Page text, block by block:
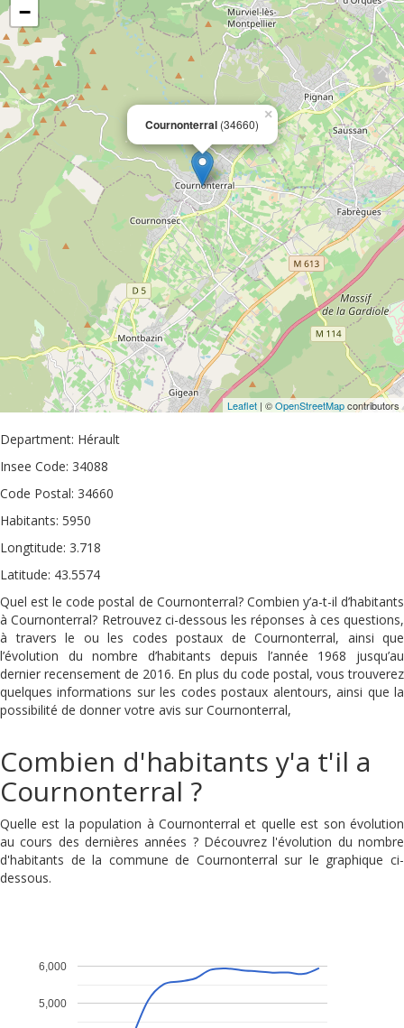
Cournonterral (34660)
×
−
Leaflet | ©OpenStreetMapcontributors
Department: Hérault
Insee Code: 34088
Code Postal: 34660
Habitants: 5950
Longtitude: 3.718
Latitude: 43.5574
Quel est le code postal de Cournonterral? Combien y’a-t-il d’habitants
à Cournonterral? Retrouvez ci-dessous les réponses à ces questions,
à travers le ou les codes postaux de Cournonterral, ainsi que
l’évolution du nombre d’habitants depuis l’année 1968 jusqu’au
dernier recensement de 2016. En plus du code postal, vous trouverez
quelques informations sur les codes postaux alentours, ainsi que la
possibilité de donner votre avis sur Cournonterral,
Combien d'habitants y'a t'il a
Cournonterral ?
Quelle est la population à Cournonterral et quelle est son évolution
au cours des dernières années ? Découvrez l'évolution du nombre
d'habitants de la commune de Cournonterral sur le graphique ci-
dessous.
5,000
6,000